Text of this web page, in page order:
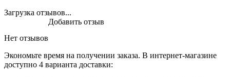
Загрузка отзывов...
Нет отзывов
Добавить отзыв
Экономьте время на получении заказа. В интернет-магазине
доступно 4 варианта доставки: